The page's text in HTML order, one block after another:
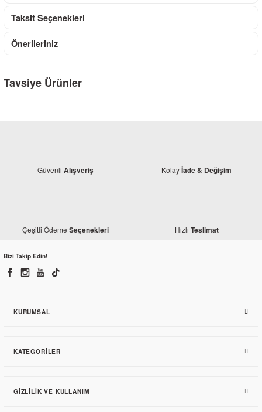
Taksit Seçenekleri
Önerileriniz
Tavsiye Ürünler
Yamaha MT25 Kilometre Alt Kapak
714,43 TL
Güvenli Alışveriş Kolayİade & Değişim
Çeşitli Ödeme Seçenekleri Hızlı Teslimat
Bizi Takip Edin!
KURUMSAL
KATEGORILER
GIZLILIK VE KULLANIM